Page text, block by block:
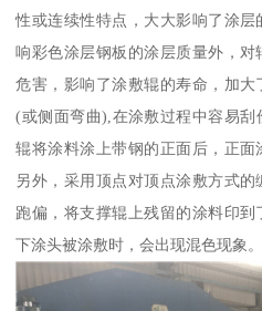
性或连续性特点，大大影响了涂
响彩色涂层钢板的涂层质量外，
危害，影响了涂敷辊的寿命，加
(或侧面弯曲),在涂敷过程中容易
辊将涂料涂上带钢的正面后，正面
另外，采用顶点对顶点涂敷方式
跑偏，将支撑辊上残留的涂料印
下涂头被涂敷时，会出现混色现象。